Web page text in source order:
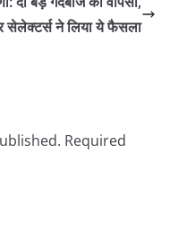
सेलेक्टर्स ने लिया ये फैसला
Required